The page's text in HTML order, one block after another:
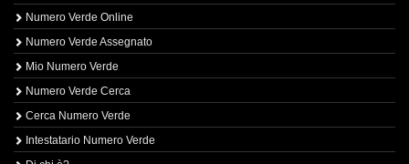
Numero Verde Online
Numero Verde Assegnato
Mio Numero Verde
Numero Verde Cerca
Cerca Numero Verde
Intestatario Numero Verde